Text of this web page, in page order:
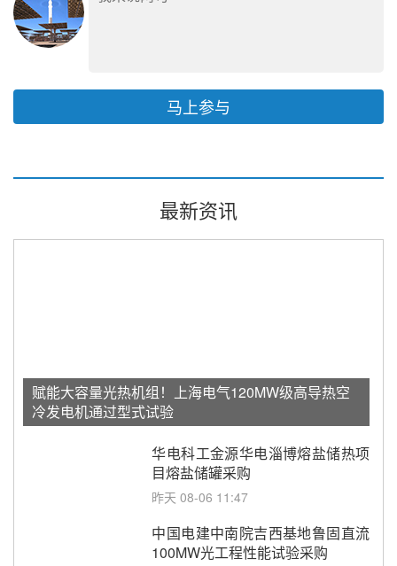
马上参与
最新资讯
赋能大容量光热机组！上海电气120MW级高导热空
冷发电机通过型式试验
华电科工金源华电淄博熔盐储热项
目熔盐储罐采购
昨天 08-06 11:47
中国电建中南院吉西基地鲁固直流
100MW光工程性能试验采购